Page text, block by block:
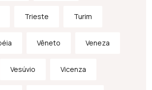
Trieste Turim
Vêneto Veneza
Vesúvio Vicenza